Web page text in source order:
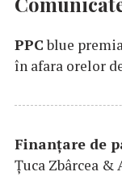
PPCblue
în afara orelor
Finanțare de
Țuca Zbârcea &